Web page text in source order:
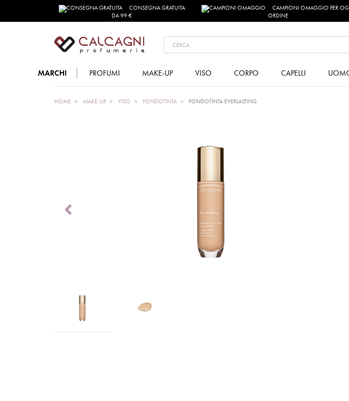
CONSEGNA GRATUITA
DA 99 €
CAMPIONI OMAGGIO PER
ORDINE
MARCHI PROFUMI MAKE-UP VISO CORPO CAPELLI
HOME MAKE-UP VISO FONDOTINTA FONDOTINTA EVERLASTING